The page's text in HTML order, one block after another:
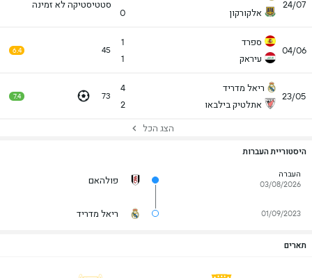
24/07
אלקורקון
0
סטטיסטיקה לא זמינה
04/06
ספרד
עיראק
1
1
45
6.4
23/05
ריאל מדריד
אתלטיק בילבאו
4
2
73
7.4
הצג הכל
היסטוריית העברות
העברה
03/08/2026
פולהאם
01/09/2023 ריאל מדריד
תארים